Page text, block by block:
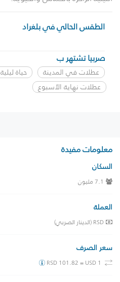
الطقس الحالي في بلغراد
صربيا تشتهر ب
عطلات في المدينة حياة ليلية
عطلات نهاية الأسبوع
معلومات مفيدة
السكان
7.1 مليون
العملة
RSD (الدينار الصربي)
سعر الصرف
RSD 101.82 = USD 1